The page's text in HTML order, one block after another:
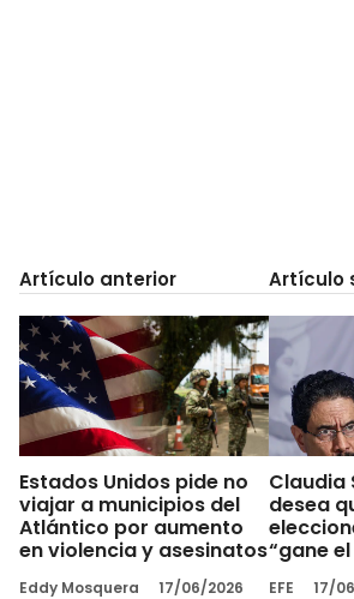
Artículo anterior
Estados Unidos pide no
viajar a municipios del
Atlántico por aumento
en violencia y asesinatos
Eddy Mosquera 17/06/2026
Artículo
Claudia
desea
“gane
EFE 17/